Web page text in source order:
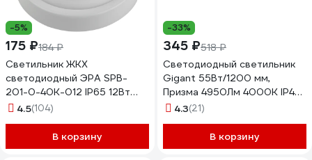
-5%
175 ₽184 ₽
Светильник ЖКХ
светодиодный ЭРА SPB-
201-0-40K-012 IP65 12Вт
4000К D155 круглый
4.5(104)
В корзину
-33%
345 ₽518 ₽
Cветодиодный светильник
Gigant 55Вт/1200 мм,
Призма 4950Лм 4000К IP40
GL-02-03
4.3(21)
В корзину